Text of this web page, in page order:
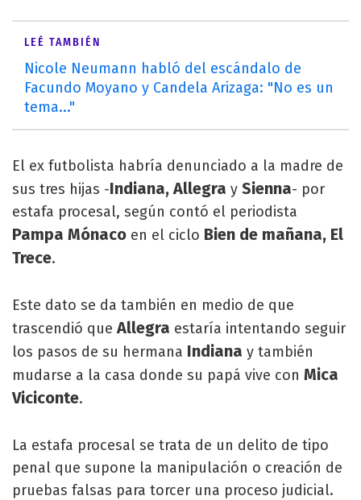
LEÉ TAMBIÉN
Nicole Neumann habló del escándalo de
Facundo Moyano y Candela Arizaga: "No es un
tema..."
El ex futbolista habría denunciado a la madre de
sus tres hijas -Indiana, Allegra y Sienna- por
estafa procesal, según contó el periodista
Pampa Mónaco en el ciclo Bien de mañana, El
Trece.
Este dato se da también en medio de que
trascendió queAllegra estaría intentando seguir
los pasos de su hermana Indiana y también
mudarse a la casa donde su papá vive con Mica
Viciconte.
La estafa procesal se trata de un delito de tipo
penal que supone la manipulación o creación de
pruebas falsas para torcer una proceso judicial.